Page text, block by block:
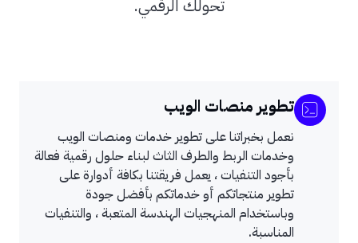
تحولك الرقمي.
تطوير منصات الويب
نعمل بخبراتنا على تطوير خدمات ومنصات الويب
وخدمات الربط والطرف الثاث لبناء حلول رقمية فعالة
بأجود التنفيات ، يعمل فريقتنا بكافة أدوارة على
تطوير منتجاتكم أو خدماتكم بأفضل جودة
وباستخدام المنهجيات الهندسة المتعبة ، والتنفيات
المناسبة.